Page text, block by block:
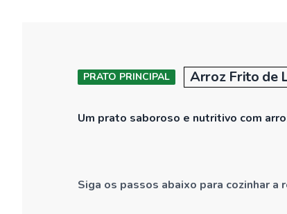
PRATO PRINCIPAL Arroz Frito de
Um prato saboroso e nutritivo com
Siga os passos abaixo para cozinhar a